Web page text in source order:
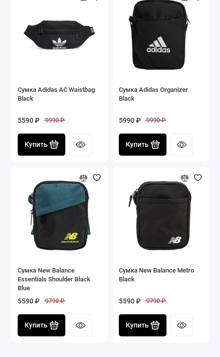
Сумка Adidas AC Waistbag
Black
5590 ₽ 9990 ₽
Купить
Сумка Adidas Organizer
Black
5990 ₽ 9990 ₽
Купить
Сумка New Balance
Essentials Shoulder Black
Blue
5590 ₽ 9790 ₽
Купить
Сумка New Balance Metro
Black
5590 ₽ 9790 ₽
Купить